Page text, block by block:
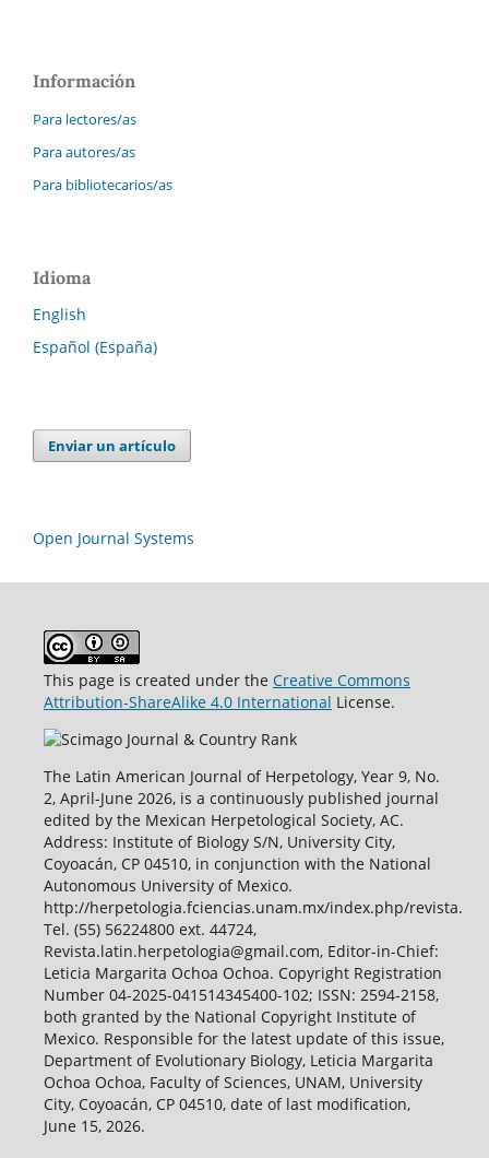
Información
Para lectores/as
Para autores/as
Para bibliotecarios/as
Idioma
English
Español (España)
Enviar un artículo
Open Journal Systems
This page is created under the Creative Commons
Attribution-ShareAlike 4.0 International License.
The Latin American Journal of Herpetology, Year 9, No.
2, April-June 2026, is a continuously published journal
edited by the Mexican Herpetological Society, AC.
Address: Institute of Biology S/N, University City,
Coyoacán, CP 04510, in conjunction with the National
Autonomous University of Mexico.
http://herpetologia.fciencias.unam.mx/index.php/revista.
Tel. (55) 56224800 ext. 44724,
Revista.latin.herpetologia@gmail.com, Editor-in-Chief:
Leticia Margarita Ochoa Ochoa. Copyright Registration
Number 04-2025-041514345400-102; ISSN: 2594-2158,
both granted by the National Copyright Institute of
Mexico. Responsible for the latest update of this issue,
Department of Evolutionary Biology, Leticia Margarita
Ochoa Ochoa, Faculty of Sciences, UNAM, University
City, Coyoacán, CP 04510, date of last modification,
June 15, 2026.